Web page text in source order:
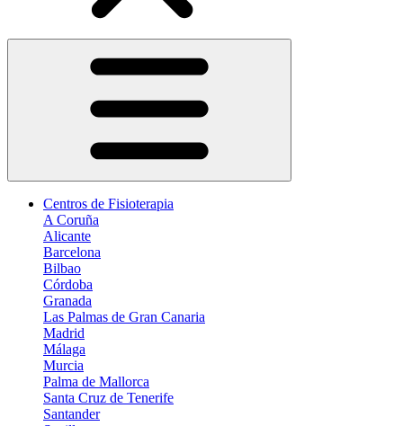
Centros de Fisioterapia
A Coruña
Alicante
Barcelona
Bilbao
Córdoba
Granada
Las Palmas de Gran Canaria
Madrid
Málaga
Murcia
Palma de Mallorca
Santa Cruz de Tenerife
Santander